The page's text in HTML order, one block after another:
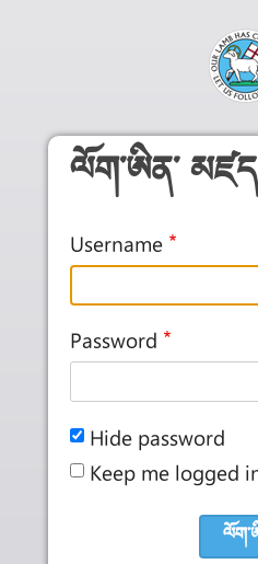
ལོག་ཨིན་
Username
Password
Hide password
Keep me logged